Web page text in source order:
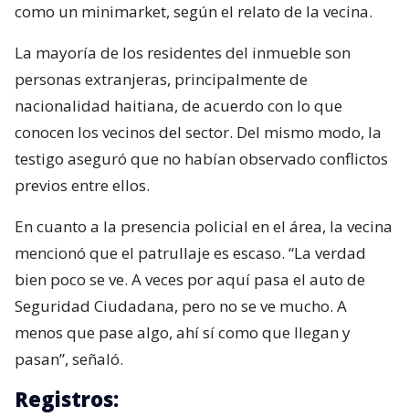
como un minimarket, según el relato de la vecina.
La mayoría de los residentes del inmueble son
personas extranjeras, principalmente de
nacionalidad haitiana, de acuerdo con lo que
conocen los vecinos del sector. Del mismo modo, la
testigo aseguró que no habían observado conflictos
previos entre ellos.
En cuanto a la presencia policial en el área, la vecina
mencionó que el patrullaje es escaso. “La verdad
bien poco se ve. A veces por aquí pasa el auto de
Seguridad Ciudadana, pero no se ve mucho. A
menos que pase algo, ahí sí como que llegan y
pasan”, señaló.
Registros: